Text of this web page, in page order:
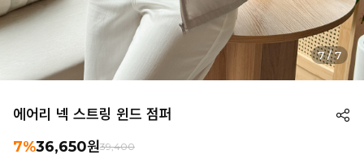
1 / 7
에어리 넥 스트링 윈드 점퍼
7%36,650원39,400